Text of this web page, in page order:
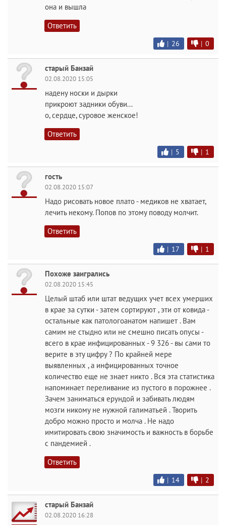
она и вышла
Ответить
| 26 | 0
старый Банзай
02.08.2020 15:05
надену носки и дырки
прикроют задники обуви...
о, сердце, суровое женское!
Ответить
| 5 | 1
гость
02.08.2020 15:07
Надо рисовать новое плато - медиков не хватает,
лечить некому. Попов по этому поводу молчит.
Ответить
| 17 | 1
Похоже заигрались
02.08.2020 15:45
Целый штаб или штат ведущих учет всех умерших
в крае за сутки - затем сортируют , эти от ковида -
остальные как патологоанатом напишет . Вам
самим не стыдно или не смешно писать опусы -
всего в крае инфицированных - 9 326 - вы сами то
верите в эту цифру ? По крайней мере
выявленных , а инфицированных точное
количество еще не знает никто . Вся эта статистика
напоминает переливание из пустого в порожнее .
Зачем заниматься ерундой и забивать людям
мозги никому не нужной галиматьей . Творить
добро можно просто и молча . Не надо
имитировать свою значимость и важность в борьбе
с пандемией .
Ответить
| 14 | 2
старый Банзай
02.08.2020 16:28